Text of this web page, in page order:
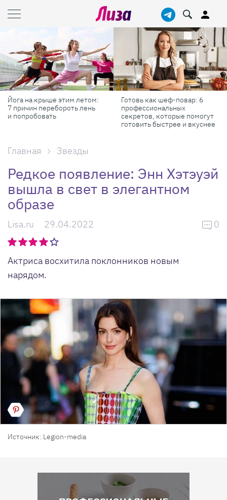
Йога на крыше этим летом:
7 причин перебороть лень
и попробовать
Готовь как шеф-повар: 6
профессиональных
секретов, которые помогут
готовить быстрее и вкуснее
Главная Звезды
Редкое появление: Энн Хэтэуэй
вышла в свет в элегантном
образе
Lisa.ru 29.04.2022 0
Актриса восхитила поклонников новым
нарядом.
Источник: Legion-media